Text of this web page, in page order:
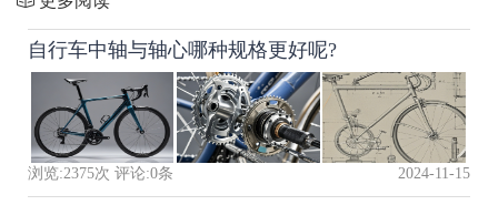
自行车中轴与轴心哪种规格更好呢?
浏览:2375次 评论:0条 2024-11-15